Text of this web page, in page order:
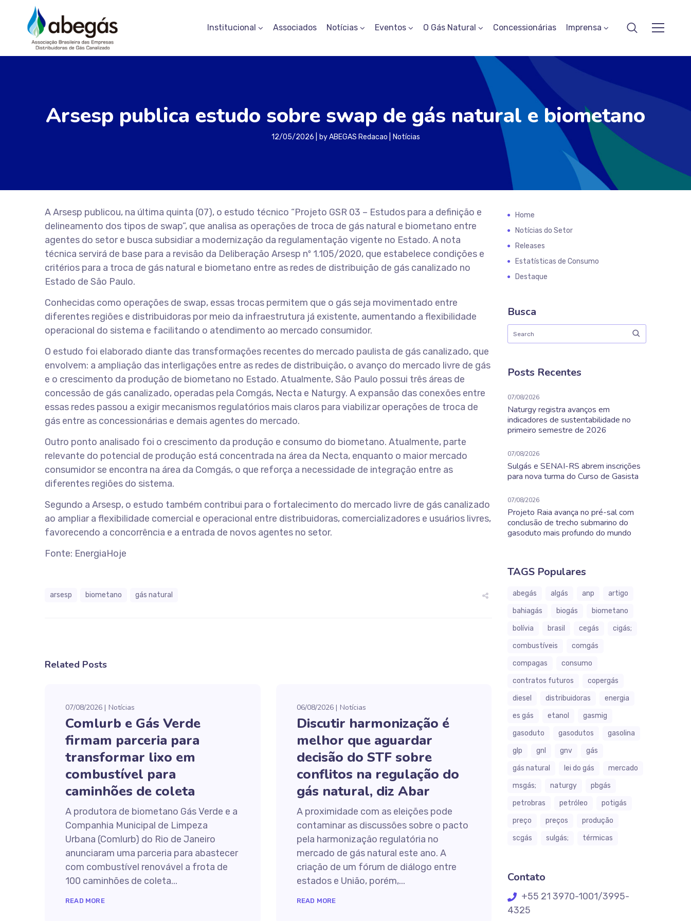
Institucional Associados Notícias Eventos O Gás Natural Concessionárias Imprensa
Arsesp publica estudo sobre swap de gás natural e biometano
12/05/2026 byABEGAS Redacao Notícias
A Arsesp publicou, na última quinta (07), o estudo técnico “Projeto GSR 03 – Estudos para a definição e
delineamento dos tipos de swap”, que analisa as operações de troca de gás natural e biometano entre
agentes do setor e busca subsidiar a modernização da regulamentação vigente no Estado. A nota
técnica servirá de base para a revisão da Deliberação Arsesp nº 1.105/2020, que estabelece condições e
critérios para a troca de gás natural e biometano entre as redes de distribuição de gás canalizado no
Estado de São Paulo.
Conhecidas como operações de swap, essas trocas permitem que o gás seja movimentado entre
diferentes regiões e distribuidoras por meio da infraestrutura já existente, aumentando a flexibilidade
operacional do sistema e facilitando o atendimento ao mercado consumidor.
O estudo foi elaborado diante das transformações recentes do mercado paulista de gás canalizado, que
envolvem: a ampliação das interligações entre as redes de distribuição, o avanço do mercado livre de gás
e o crescimento da produção de biometano no Estado. Atualmente, São Paulo possui três áreas de
concessão de gás canalizado, operadas pela Comgás, Necta e Naturgy. A expansão das conexões entre
essas redes passou a exigir mecanismos regulatórios mais claros para viabilizar operações de troca de
gás entre as concessionárias e demais agentes do mercado.
Outro ponto analisado foi o crescimento da produção e consumo do biometano. Atualmente, parte
relevante do potencial de produção está concentrada na área da Necta, enquanto o maior mercado
consumidor se encontra na área da Comgás, o que reforça a necessidade de integração entre as
diferentes regiões do sistema.
Segundo a Arsesp, o estudo também contribui para o fortalecimento do mercado livre de gás canalizado
ao ampliar a flexibilidade comercial e operacional entre distribuidoras, comercializadores e usuários livres,
favorecendo a concorrência e a entrada de novos agentes no setor.
Fonte: EnergiaHoje
arsesp biometano gás natural
Related Posts
07/08/2026 Notícias
Comlurb e Gás Verde
firmam parceria para
transformar lixo em
combustível para
caminhões de coleta
A produtora de biometano Gás Verde e a
Companhia Municipal de Limpeza
Urbana (Comlurb) do Rio de Janeiro
anunciaram uma parceria para abastecer
com combustível renovável a frota de
100 caminhões de coleta...
READ MORE
06/08/2026 Notícias
Discutir harmonização é
melhor que aguardar
decisão do STF sobre
conflitos na regulação do
gás natural, diz Abar
A proximidade com as eleições pode
contaminar as discussões sobre o pacto
pela harmonização regulatória no
mercado de gás natural este ano. A
criação de um fórum de diálogo entre
estados e União, porém,...
READ MORE
Home
Notícias do Setor
Releases
Estatísticas de Consumo
Destaque
Busca
Posts Recentes
07/08/2026
Naturgy registra avanços em
indicadores de sustentabilidade no
primeiro semestre de 2026
07/08/2026
Sulgás e SENAI-RS abrem inscrições
para nova turma do Curso de Gasista
07/08/2026
Projeto Raia avança no pré-sal com
conclusão de trecho submarino do
gasoduto mais profundo do mundo
TAGS Populares
abegás algás anp
artigo
bahiagás
biogás
biometano
bolívia
brasil cegás
cigás;
combustíveis
comgás
compagas
consumo
contratos futuros
copergás
diesel
distribuidoras
energia
es gás
etanol
gasmig
gasoduto
gasodutos
gasolina
glp
gnl gnv
gás
gás natural
lei do gás
mercado
msgás;
naturgy
pbgás
petrobras
petróleo
potigás
preço
preços
produção
scgás
sulgás; térmicas
Contato
+55 21 3970-1001/3995-
4325